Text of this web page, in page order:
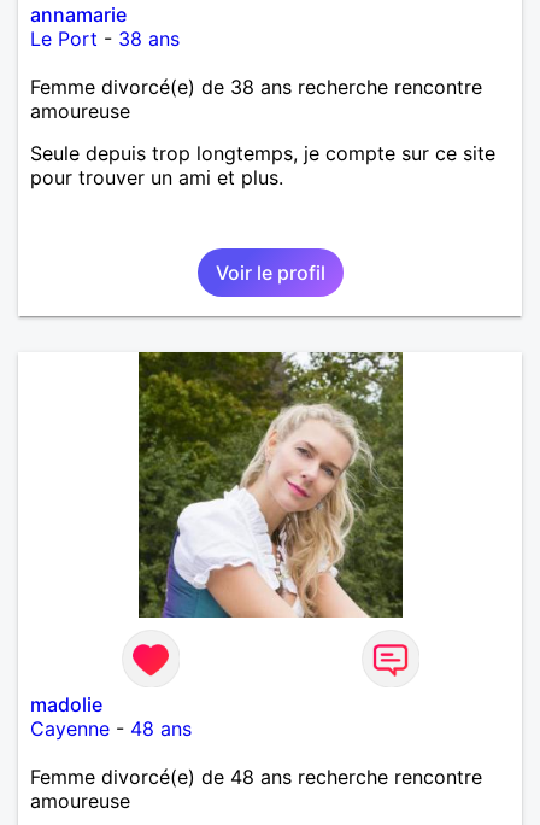
annamarie
Le Port - 38 ans
Femme divorcé(e) de 38 ans recherche rencontre
amoureuse
Seule depuis trop longtemps, je compte sur ce site
pour trouver un ami et plus.
Voir le profil
madolie
Cayenne - 48 ans
Femme divorcé(e) de 48 ans recherche rencontre
amoureuse